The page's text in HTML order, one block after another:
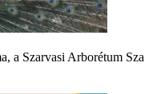
a Szarvasi Arborétum Sza